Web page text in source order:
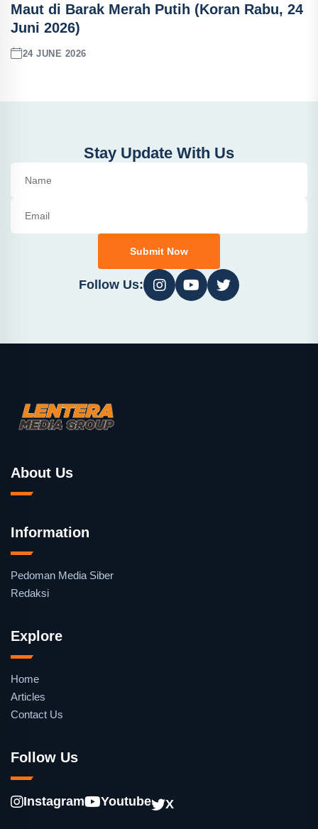
Maut di Barak Merah Putih (Koran Rabu, 24
Juni 2026)
24 JUNE 2026
Stay Update With Us
Submit Now
Follow Us:
About Us
Information
Pedoman Media Siber
Redaksi
Explore
Home
Articles
Contact Us
Follow Us
Instagram Youtube X